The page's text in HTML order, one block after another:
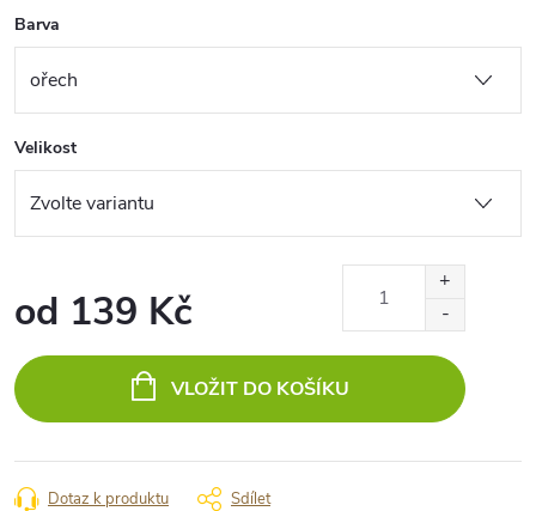
Barva
Velikost
od 139 Kč
cena:
VLOŽIT DO KOŠÍKU
Dotaz k produktu Sdílet